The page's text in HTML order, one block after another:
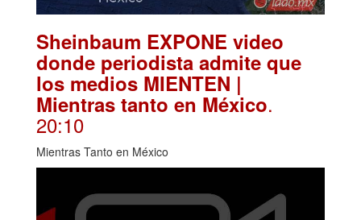
Sheinbaum EXPONE video
donde periodista admite que
los medios MIENTEN |
Mientras tanto en México.
20:10
Mientras Tanto en México